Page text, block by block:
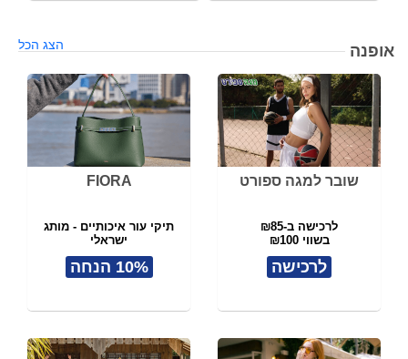
אופנה הצג הכל
שובר למגה ספורט
לרכישה ב-₪85
בשווי ₪100
לרכישה
FIORA
תיקי עור איכותיים - מותג
ישראלי
10% הנחה